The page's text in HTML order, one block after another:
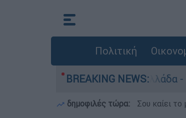
Πολιτική
BREAKING NEWS:
στην Ελλάδα - Κατηγορείται
δημοφιλές τώρα: Σου καίει